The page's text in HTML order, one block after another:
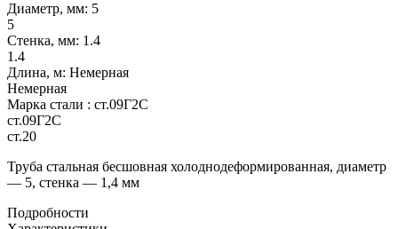
Диаметр, мм: 5
5
Стенка, мм: 1.4
1.4
Длина, м: Немерная
Немерная
Марка стали : ст.09Г2С
ст.09Г2С
ст.20
Труба стальная бесшовная холоднодеформированная, диаметр
— 5, стенка — 1,4 мм
Подробности